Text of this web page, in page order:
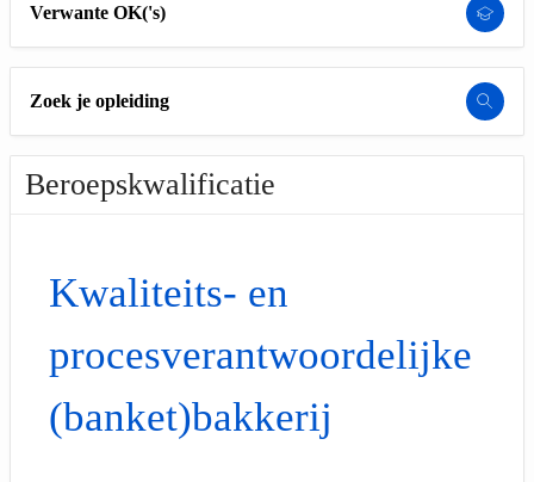
Verwante OK('s)
Zoek je opleiding
Beroepskwalificatie
Kwaliteits- en
procesverantwoordelijke
(banket)bakkerij